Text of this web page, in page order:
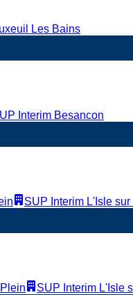
Les Bains
Interim Besancon
SUP Interim L'Isle
SUP Interim L'Isle